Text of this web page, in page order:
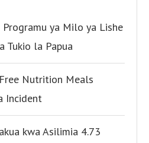
Programu ya Milo ya Lishe
Tukio la Papua
Nutrition Meals
Incident
kwa Asilimia 4.73